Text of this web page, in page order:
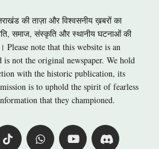
की ताज़ा और विश्वसनीय ख़बरों का
समाज, संस्कृति और स्थानीय घटनाओं की
note that this website is an
is not the original newspaper. We hold
with the historic publication, its
is to uphold the spirit of fearless
that they championed.